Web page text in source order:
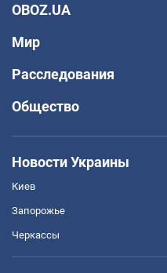
OBOZ.UA
Мир
Расследования
Общество
Новости Украины
Киев
Запорожье
Черкассы